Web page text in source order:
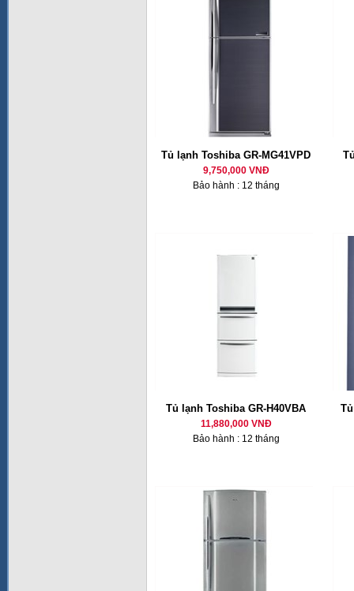
Tủ lạnh Toshiba GR-MG41VPD
9,750,000 VNĐ
Bảo hành : 12 tháng
Tủ lạnh Toshiba GR-H40VBA
11,880,000 VNĐ
Bảo hành : 12 tháng